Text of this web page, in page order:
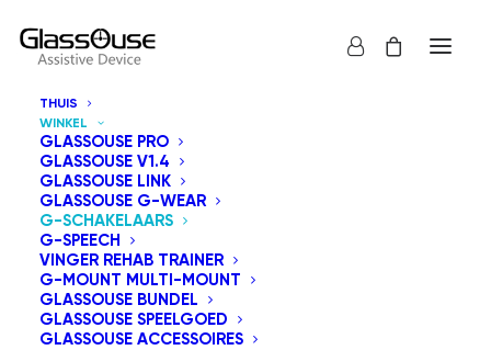
THUIS
WINKEL
GLASSOUSE PRO
GLASSOUSE V1.4
GLASSOUSE LINK
GLASSOUSE G-WEAR
G-SCHAKELAARS
G-SPEECH
VINGER REHAB TRAINER
G-MOUNT MULTI-MOUNT
GLASSOUSE BUNDEL
GLASSOUSE SPEELGOED
GLASSOUSE ACCESSOIRES
Ontdek de nieuwste adaptieve schakelaars van
GlassOuse uit de G-Switch-serie. Deze collectie omvat
de Bite Switch, Puff Switch, Finger Switch, Foot Switch,
Press Switch, Pillow Switch, Touch Switch, Proximity
Switch, 360 Bite Switch, Cheek Switch, Blink Switch en